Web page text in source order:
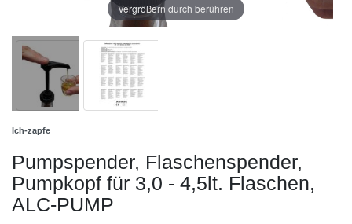
Vergrößern durch berühren
Ich-zapfe
Pumpspender, Flaschenspender,
Pumpkopf für 3,0 - 4,5lt. Flaschen,
ALC-PUMP